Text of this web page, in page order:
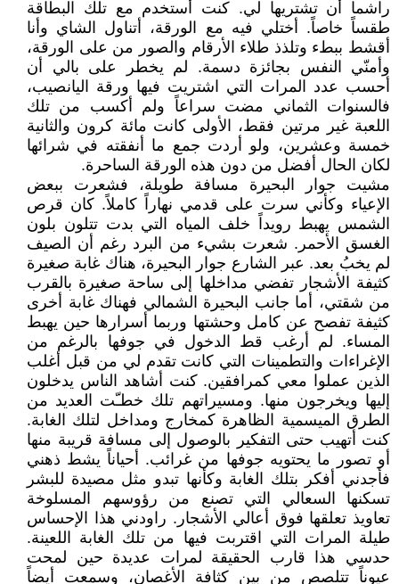
راشما أن تشتريها لي. كنت أستخدم مع تلك البطاقة
طقساً خاصاً. أختلي فيه مع الورقة، أتناول الشاي وأنا
أقشط ببطء وتلذذ طلاء الأرقام والصور من على الورقة،
وأمنّي النفس بجائزة دسمة. لم يخطر على بالي أن
أحسب عدد المرات التي اشتريت فيها ورقة اليانصيب،
فالسنوات الثماني مضت سراعاً ولم أكسب من تلك
اللعبة غير مرتين فقط، الأولى كانت مائة كرون والثانية
خمسة وعشرين، ولو أردت جمع ما أنفقته في شرائها
لكان الحال أفضل من دون هذه الورقة الساحرة.
مشيت جوار البحيرة مسافة طويلة، فشعرت ببعض
الإعياء وكأني سرت على قدمي نهاراً كاملاً. كان قرص
الشمس يهبط رويداً خلف المياه التي بدت تتلون بلون
الغسق الأحمر. شعرت بشيء من البرد رغم أن الصيف
لم يخبُ بعد. عبر الشارع جوار البحيرة، هناك غابة صغيرة
كثيفة الأشجار تفضي مداخلها إلى ساحة صغيرة بالقرب
من شقتي، أما جانب البحيرة الشمالي فهناك غابة أخرى
كثيفة تفصح عن كامل وحشتها وربما أسرارها حين يهبط
المساء. لم أرغب قط الدخول في جوفها بالرغم من
الإغراءات والتطمينات التي كانت تقدم لي من قبل أغلب
الذين عملوا معي كمرافقين. كنت أشاهد الناس يدخلون
إليها ويخرجون منها. ومسيراتهم تلك خطـّت العديد من
الطرق الميسمية الظاهرة كمخارج ومداخل لتلك الغابة.
كنت أتهيب حتى التفكير بالوصول إلى مسافة قريبة منها
أو تصور ما يحتويه جوفها من غرائب. أحياناً يشط ذهني
فأجدني أفكر بتلك الغابة وكأنها تبدو مثل مصيدة للبشر
تسكنها السعالي التي تصنع من رؤوسهم المسلوخة
تعاويذ تعلقها فوق أعالي الأشجار. راودني هذا الإحساس
طيلة المرات التي اقتربت فيها من تلك الغابة اللعينة.
حدسي هذا قارب الحقيقة لمرات عديدة حين لمحت
عيوناً تتلصص من بين كثافة الأغصان، وسمعت أيضاً